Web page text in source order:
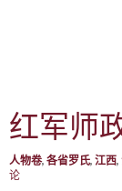
红军师
人物卷, 各省罗氏, 江西,
论